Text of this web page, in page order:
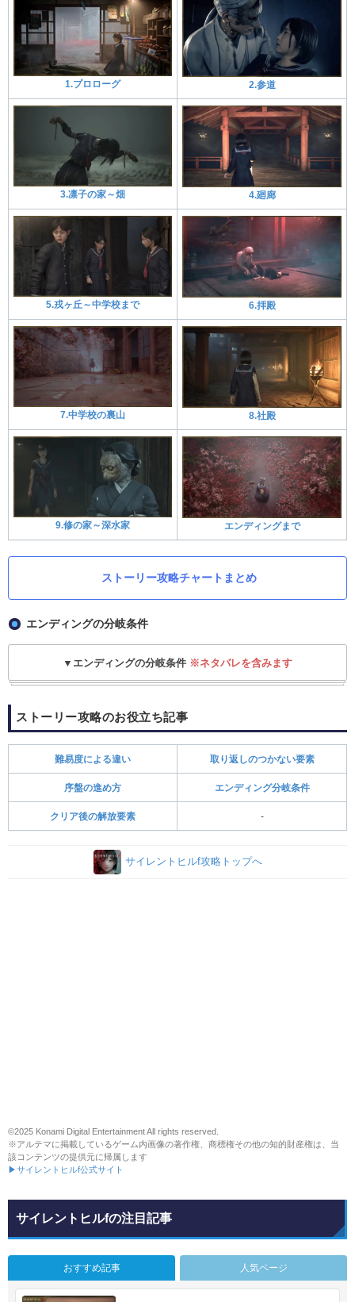
1.プロローグ 2.参道
3.凛子の家～畑 4.廻廊
5.戎ヶ丘～中学校まで 6.拝殿
7.中学校の裏山 8.社殿
9.修の家～深水家 エンディングまで
ストーリー攻略チャートまとめ
エンディングの分岐条件
▼エンディングの分岐条件 ※ネタバレを含みます
ストーリー攻略のお役立ち記事
難易度による違い 取り返しのつかない要素
序盤の進め方 エンディング分岐条件
クリア後の解放要素 -
サイレントヒルf攻略トップへ
©2025 Konami Digital Entertainment All rights reserved.
※アルテマに掲載しているゲーム内画像の著作権、商標権その他の知的財産権は、当
該コンテンツの提供元に帰属します
▶サイレントヒルf公式サイト
サイレントヒルfの注目記事
おすすめ記事 人気ページ